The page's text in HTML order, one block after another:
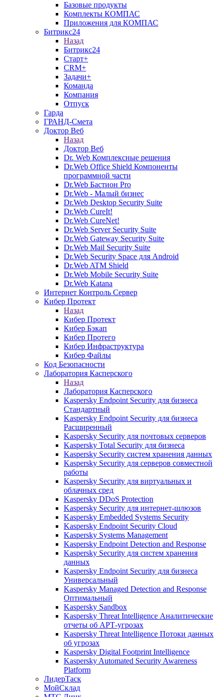
Базовые продукты
Комплекты КОМПАС
Приложения для КОМПАС
Битрикс24
Назад
Битрикс24
Старт+
CRM+
Задачи+
Команда
Компания
Отпуск
Гарда
ГРАНД-Смета
Доктор Веб
Назад
Доктор Веб
Dr. Web Комплексные решения
Dr.Web Office Shield Компоненты
программной части
Dr.Web Бастион Pro
Dr.Web - Малый бизнес
Dr.Web Desktop Security Suite
Dr.Web CureIt!
Dr.Web CureNet!
Dr.Web Server Security Suite
Dr.Web Gateway Security Suite
Dr.Web Mail Security Suite
Dr.Web Security Space для Android
Dr.Web ATM Shield
Dr.Web Mobile Security Suite
Dr.Web Katana
Интернет Контроль Сервер
Кибер Протект
Назад
Кибер Протект
Кибер Бэкап
Кибер Протего
Кибер Инфраструктура
Кибер Файлы
Код Безопасности
Лаборатория Касперского
Назад
Лаборатория Касперского
Kaspersky Endpoint Security для бизнеса
Стандартный
Kaspersky Endpoint Security для бизнеса
Расширенный
Kaspersky Security для почтовых серверов
Kaspersky Total Security для бизнеса
Kaspersky Security систем хранения данных
Kaspersky Security для серверов совместной
работы
Kaspersky Security для виртуальных и
облачных сред
Kaspersky DDoS Protection
Kaspersky Security для интернет-шлюзов
Kaspersky Embedded Systems Security
Kaspersky Endpoint Security Cloud
Kaspersky Systems Management
Kaspersky Endpoint Detection and Response
Kaspersky Security для систем хранения
данных
Kaspersky Endpoint Security для бизнеса
Универсальный
Kaspersky Managed Detection and Response
Оптимальный
Kaspersky Sandbox
Kaspersky Threat Intelligence Аналитические
отчеты об АРТ-угрозах
Kaspersky Threat Intelligence Потоки данных
об угрозах
Kaspersky Digital Footprint Intelligence
Kaspersky Automated Security Awareness
Platform
ЛидерТаск
МойСклад